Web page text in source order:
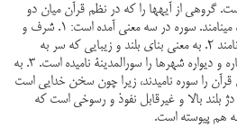
گروهی از آیه­ها را که در نظم قرآن میان دو
بسم الله و از پی هم قرار گرفته سوره می­نامند. سوره در سه معنی آمده است: 1. شرف و
منزلت پایگاهی بلند و رفیع را سوره نامند 2. به معنی بنای بلند و زیبایی که سر به
آسمان کشیده است همچنین عرب باره و دیواره شهرها را سورالمدینة نامیده است. 3. به
را سوره نامیدند، زیرا چون سخن خدایی است
بلند بالا و غیرقابل نفوذ و رسوخی است که
به هم پیوسته است.